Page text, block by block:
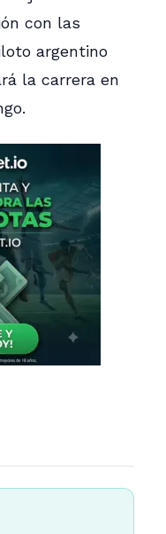
con las
argentino
la carrera en